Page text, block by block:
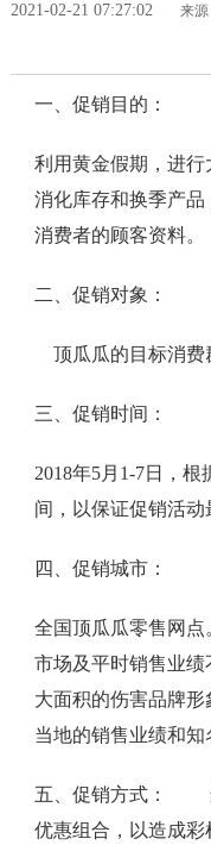
2021-02-21 07:27:02 来源
一、促销目的：
利用黄金假期，进行
消化库存和换季产
消费者的顾客资
二、促销对象：
顶瓜瓜的目标
三、促销时间：
2018年5月1-7日，
间，以保证促销活
四、促销城市：
全国顶瓜瓜零售网
市场及平时销售业
大面积的伤害品牌
当地的销售业绩
五、促销方式：
优惠组合，以造成